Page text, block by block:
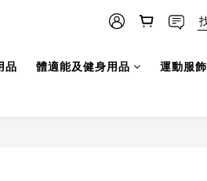
品 體適能及健身用品 運動服飾